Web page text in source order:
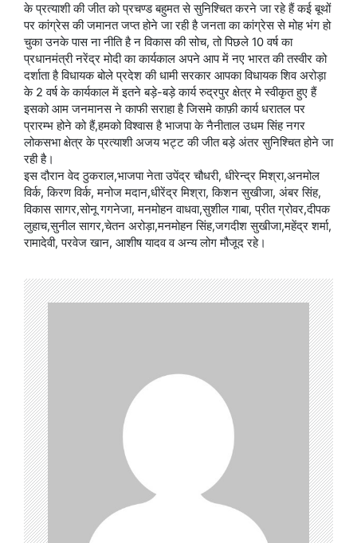
के प्रत्याशी की जीत को प्रचण्ड बहुमत से सुनिश्चित करने जा रहे हैं कई बूथों
पर कांग्रेस की जमानत जप्त होने जा रही है जनता का कांग्रेस से मोह भंग हो
चुका उनके पास ना नीति है न विकास की सोच, तो पिछले 10 वर्ष का
प्रधानमंत्री नरेंद्र मोदी का कार्यकाल अपने आप में नए भारत की तस्वीर को
दर्शाता है विधायक बोले प्रदेश की धामी सरकार आपका विधायक शिव अरोड़ा
के 2 वर्ष के कार्यकाल में इतने बड़े-बड़े कार्य रुद्रपुर क्षेत्र मे स्वीकृत हुए हैं
इसको आम जनमानस ने काफी सराहा है जिसमे काफ़ी कार्य धरातल पर
प्रारम्भ होने को हैं,हमको विश्वास है भाजपा के नैनीताल उधम सिंह नगर
लोकसभा क्षेत्र के प्रत्याशी अजय भट्ट की जीत बड़े अंतर सुनिश्चित होने जा
रही है।
इस दौरान वेद ठुकराल,भाजपा नेता उपेंद्र चौधरी, धीरेन्द्र मिश्रा,अनमोल
विर्क, किरण विर्क, मनोज मदान,धीरेंद्र मिश्रा, किशन सुखीजा, अंबर सिंह,
विकास सागर,सोनू गगनेजा, मनमोहन वाधवा,सुशील गाबा, प्रीत ग्रोवर,दीपक
लुहाच,सुनील सागर,चेतन अरोड़ा,मनमोहन सिंह,जगदीश सुखीजा,महेंद्र शर्मा,
रामादेवी, परवेज खान, आशीष यादव व अन्य लोग मौजूद रहे।